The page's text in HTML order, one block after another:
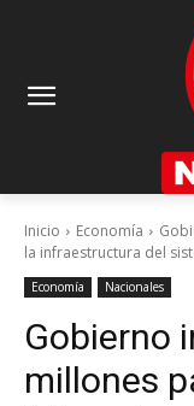
Inicio Economía
la infraestructura del
Economía Nacionales
Gobierno
millones